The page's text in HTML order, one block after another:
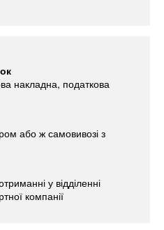
накладна, податкова
або ж самовивозі з
у відділенні
компанії